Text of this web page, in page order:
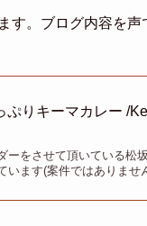
す。ブログ内容を声
ぷりキーマカレー /
ーをさせて頂いている松
います(案件ではありませ